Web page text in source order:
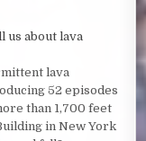
us about lava
lava
52 episodes
than 1,700 feet
in New York